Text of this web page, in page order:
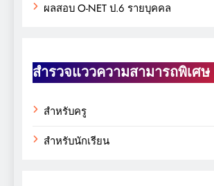
ผลสอบ O-NET ป.6 รายบุคคล
สำรวจแววความสามารถพิเศษ
สำหรับครู
สำหรับนักเรียน